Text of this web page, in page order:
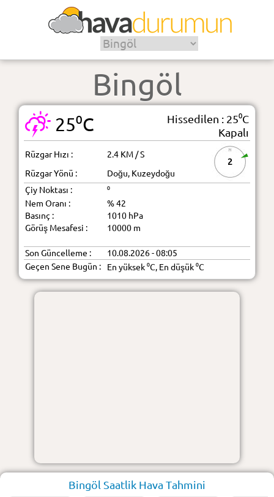
Bingöl
25⁰C
Hissedilen : 25⁰C
Kapalı
Rüzgar Hızı : 2.4 KM / S
2
Rüzgar Yönü :
Doğu, Kuzeydoğu
Çiy Noktası :
⁰
Nem Oranı :
% 42
Basınç :
1010 hPa
Görüş Mesafesi :
10000 m
Son Güncelleme :
10.08.2026 - 08:05
Geçen Sene Bugün :
En yüksek ⁰C, En düşük ⁰C
Bingöl Saatlik Hava Tahmini